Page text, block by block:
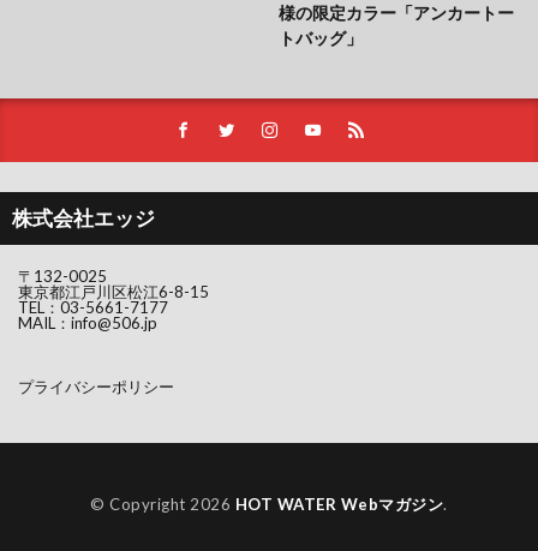
様の限定カラー「アンカートー
トバッグ」
株式会社エッジ
〒132-0025
東京都江戸川区松江6-8-15
TEL： 03-5661-7177
MAIL： info@506.jp
プライバシーポリシー
© Copyright 2026 HOT WATER Webマガジン.